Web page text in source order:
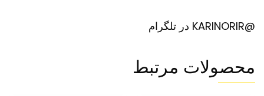
@KARINORIR در تلگرام
محصولات مرتبط